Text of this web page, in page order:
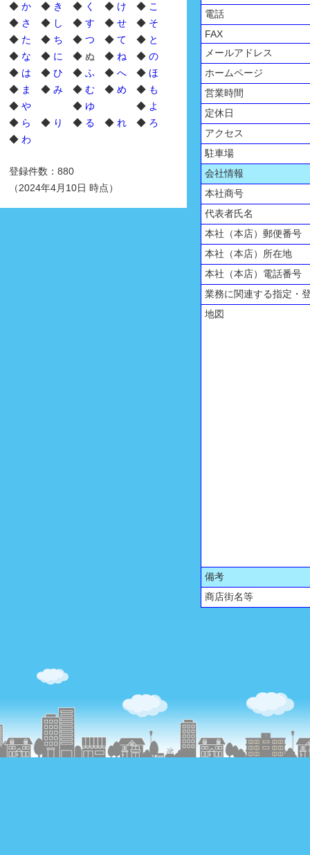
◆ か ◆ き ◆ く ◆ け ◆ こ
◆ さ ◆ し ◆ す ◆ せ ◆ そ
◆ た ◆ ち ◆ つ ◆ て ◆ と
◆ な ◆ に ◆ ぬ ◆ ね ◆ の
◆ は ◆ ひ ◆ ふ ◆ へ ◆ ほ
◆ ま ◆ み ◆ む ◆ め ◆ も
◆ や ◆ ゆ ◆ よ
◆ ら ◆ り ◆ る ◆ れ ◆ ろ
◆ わ
登録件数：880
（2024年4月10日 時点）
電話
FAX
メールアドレス
ホームページ
営業時間
定休日
アクセス
駐車場
会社情報
本社商号
代表者氏名
本社（本店）郵便番号
本社（本店）所在地
本社（本店）電話番号
業務に関連する指定・
地図
備考
商店街名等